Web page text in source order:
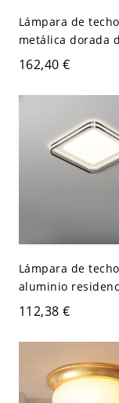
Lámpara de techo
metálica dorada
luces con pantalla
montada plana y
162,40 €
Lámpara de
aluminio
luces negro
con pantalla
cableado, 110V-
cálida/blanca/
atenuación),
112,38 €